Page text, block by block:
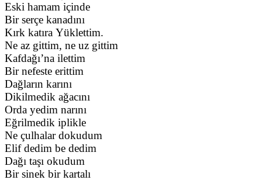
Eski hamam içinde
Bir serçe kanadını
Kırk katıra Yüklettim.
Ne az gittim, ne uz gittim
Kafdağı’na ilettim
Bir nefeste erittim
Dağların karını
Dikilmedik ağacını
Orda yedim narını
Eğrilmedik iplikle
Ne çulhalar dokudum
Elif dedim be dedim
Dağı taşı okudum
Bir sinek bir kartalı